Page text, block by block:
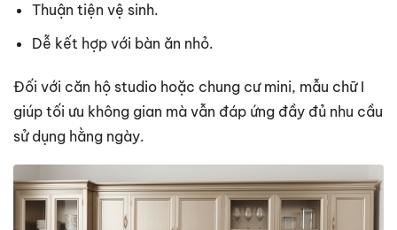
Thuận tiện vệ sinh.
Dễ kết hợp với bàn ăn nhỏ.
Đối với căn hộ studio hoặc chung cư mini, mẫu chữ I
giúp tối ưu không gian mà vẫn đáp ứng đầy đủ nhu cầu
sử dụng hằng ngày.